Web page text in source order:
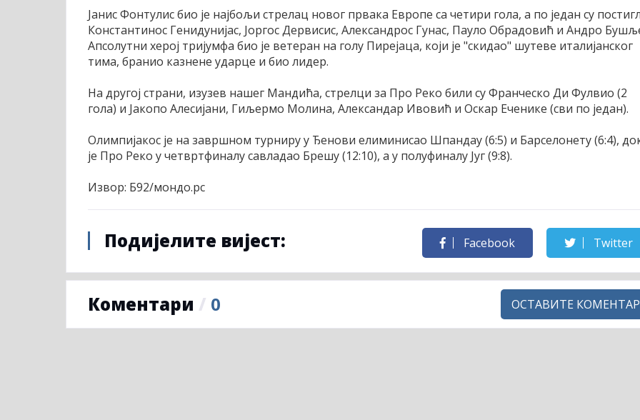
Јанис Фонтулис био је најбољи стрелац новог првака Европе са четири гола, а по један су
Константинос Генидунијас, Јоргос Дервисис, Александрос Гунас, Пауло Обрадовић и Андро
Апсолутни херој тријумфа био је ветеран на голу Пирејаца, који је "скидао" шутеве италијанског
тима, бранио казнене ударце и био лидер.
На другој страни, изузев нашег Мандића, стрелци за Про Реко били су Франческо Ди Фулвио (2
гола) и Јакопо Алесијани, Гиљермо Молина, Александар Ивовић и Оскар Еченике (сви по један).
Олимпијакос је на завршном турниру у Ђенови елиминисао Шпандау (6:5) и Барселонету (6:4),
је Про Реко у четвртфиналу савладао Брешу (12:10), а у полуфиналу Југ (9:8).
Извор: Б92/мондо.рс
Подијелите вијест: Facebook Twitter
Коментари / 0 ОСТАВИТЕ КОМЕНТАР